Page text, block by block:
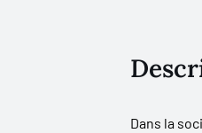
Dans la